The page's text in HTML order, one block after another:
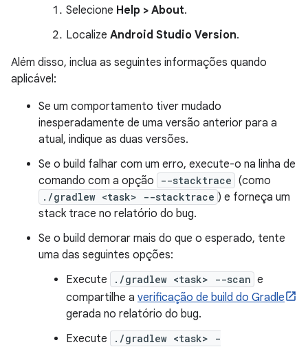
Selecione Help > About.
Localize Android Studio Version.
Além disso, inclua as seguintes informações quando
aplicável:
Se um comportamento tiver mudado
inesperadamente de uma versão anterior para a
atual, indique as duas versões.
Se o build falhar com um erro, execute-o na linha de
comando com a opção
--stacktrace (como
./gradlew <task> --stacktrace ) e forneça um
stack trace no relatório do bug.
Se o build demorar mais do que o esperado, tente
uma das seguintes opções:
Execute
./gradlew <task> --scan e
compartilhe a verificação de build do Gradle
gerada no relatório do bug.
Execute
./gradlew <task> -